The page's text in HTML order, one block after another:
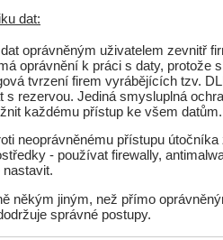
dat:
oprávněným uživatelem zevnitř
oprávnění k práci s daty, protože
tvrzení firem vyrábějících tzv.
s rezervou. Jediná smysluplná
každému přístup ke všem datům.
neoprávněnému přístupu
- používat firewally,
nastavit.
někým jiným, než přímo
správné postupy.